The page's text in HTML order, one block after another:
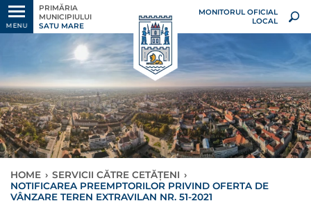
MENU
PRIMĂRIA
MUNICIPIULUI
SATU MARE
MONITORUL OFICIAL
LOCAL
HOME › SERVICII CĂTRE CETĂȚENI ›
NOTIFICAREA PREEMPTORILOR PRIVIND OFERTA DE
VÂNZARE TEREN EXTRAVILAN NR. 51-2021